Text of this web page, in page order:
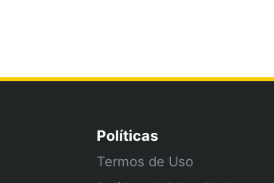
Políticas
Termos de Uso